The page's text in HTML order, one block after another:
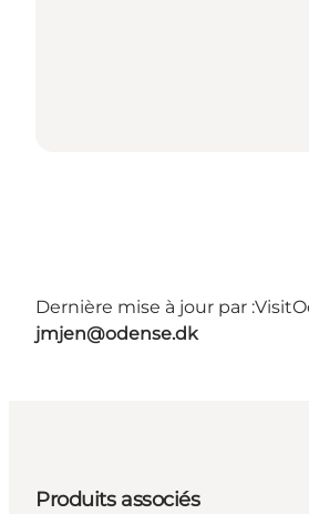
Dernière mise à jour par :
jmjen@odense.dk
Produits associés